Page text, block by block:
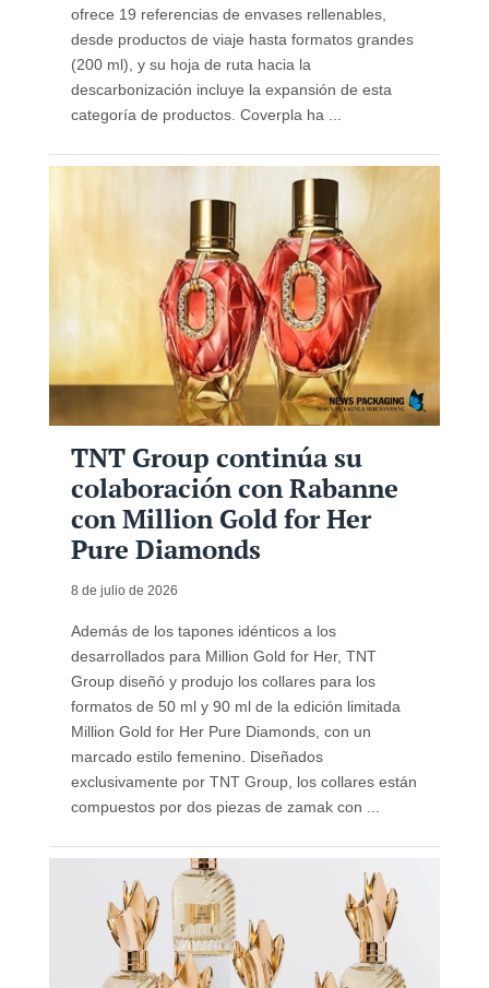
ofrece 19 referencias de envases rellenables,
desde productos de viaje hasta formatos grandes
(200 ml), y su hoja de ruta hacia la
descarbonización incluye la expansión de esta
categoría de productos. Coverpla ha ...
TNT Group continúa su
colaboración con Rabanne
con Million Gold for Her
Pure Diamonds
8 de julio de 2026
Además de los tapones idénticos a los
desarrollados para Million Gold for Her, TNT
Group diseñó y produjo los collares para los
formatos de 50 ml y 90 ml de la edición limitada
Million Gold for Her Pure Diamonds, con un
marcado estilo femenino. Diseñados
exclusivamente por TNT Group, los collares están
compuestos por dos piezas de zamak con ...